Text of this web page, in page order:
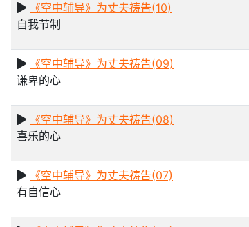
《空中辅导》为丈夫祷告(10)
自我节制
《空中辅导》为丈夫祷告(09)
谦卑的心
《空中辅导》为丈夫祷告(08)
喜乐的心
《空中辅导》为丈夫祷告(07)
有自信心